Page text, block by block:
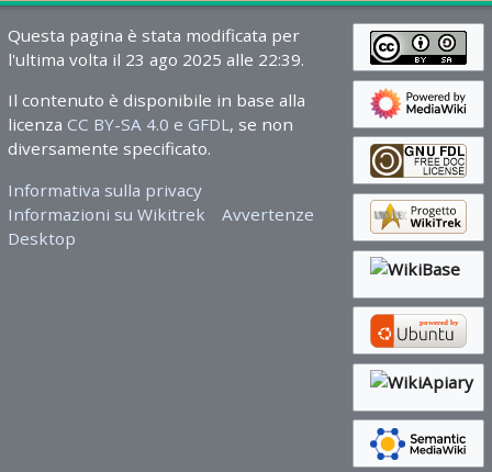
Questa pagina è stata modificata per
l'ultima volta il 23 ago 2025 alle 22:39.
Il contenuto è disponibile in base alla
licenza CC BY-SA 4.0 e GFDL, se non
diversamente specificato.
Informativa sulla privacy
Informazioni su Wikitrek
Avvertenze
Desktop